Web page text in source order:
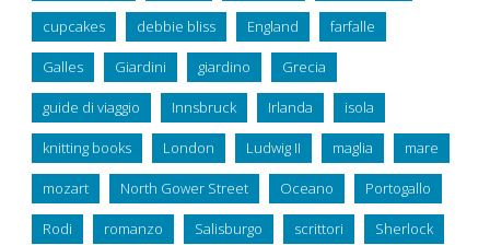
cupcakes debbie bliss England farfalle
Galles Giardini giardino Grecia
guide di viaggio Innsbruck Irlanda isola
knitting books London Ludwig II maglia mare
mozart North Gower Street Oceano Portogallo
Rodi romanzo Salisburgo scrittori Sherlock